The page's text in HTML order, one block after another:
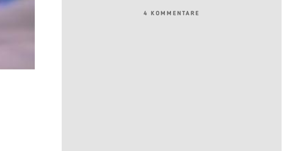
4 KOMMENTARE